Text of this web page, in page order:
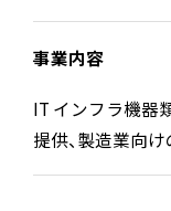
事業内容
IT インフラ機器
提供、製造業向